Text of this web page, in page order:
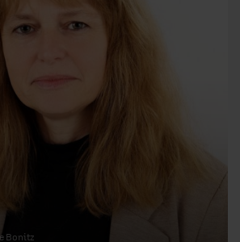
Bonitz